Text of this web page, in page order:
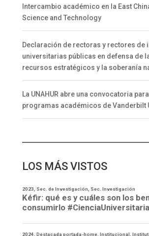
Intercambio académico en la East
Science and Technology
Declaración de rectoras y rectores de
universitarias públicas en defensa de
recursos estratégicos y la soberanía
La UNAHUR abre una convocatoria
programas académicos de Vanderbilt
LOS MÁS VISTOS